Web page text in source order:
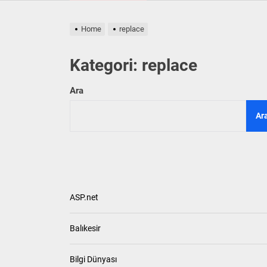
Tarım ve Orman
Home replace
Kategori: replace
Ara
ASP.net
Balıkesir
Bilgi Dünyası